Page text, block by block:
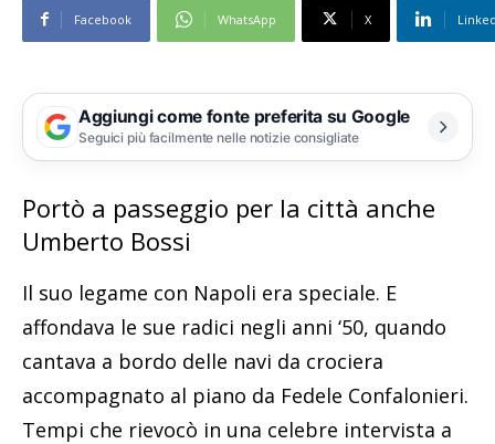
Facebook WhatsApp X
Aggiungi come fonte preferita su Google
Seguici più facilmente nelle notizie consigliate
Portò a passeggio per la città anche
Umberto Bossi
Il suo legame con Napoli era speciale. E
affondava le sue radici negli anni ‘50, quando
cantava a bordo delle navi da crociera
accompagnato al piano da Fedele Confalonieri.
Tempi che rievocò in una celebre intervista a